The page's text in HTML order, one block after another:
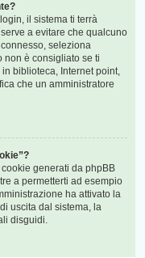
il sistema ti terrà
a evitare che qualcuno
seleziona
non è consigliato se ti
biblioteca, Internet point,
che un amministratore
generati da phpBB
a permetterti ad esempio
ha attivato la
uscita dal sistema, la
disguidi.